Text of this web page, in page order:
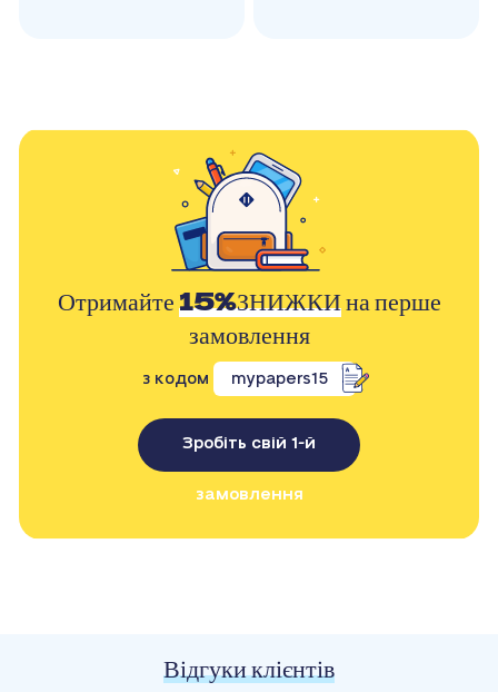
Отримайте15%ЗНИЖКИна перше
замовлення
з кодом mypapers15
Зробіть свій 1-й
замовлення
Відгуки клієнтів